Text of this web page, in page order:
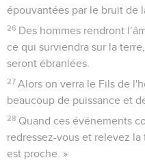
épouvantées par le bruit de
26 Des hommes rendront
ce qui surviendra sur la
seront ébranlées.
27 Alors on verra le Fils de
beaucoup de puissance et
28 Quand ces événements
redressez-vous et relevez
est proche. »